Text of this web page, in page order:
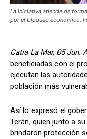
La iniciativa atiende de
por el bloqueo económico.
Catia La Mar, 05 Jun.
beneficiadas con el
ejecutan las
población más
Así lo expresó el
Terán, quien junto a
brindaron protección